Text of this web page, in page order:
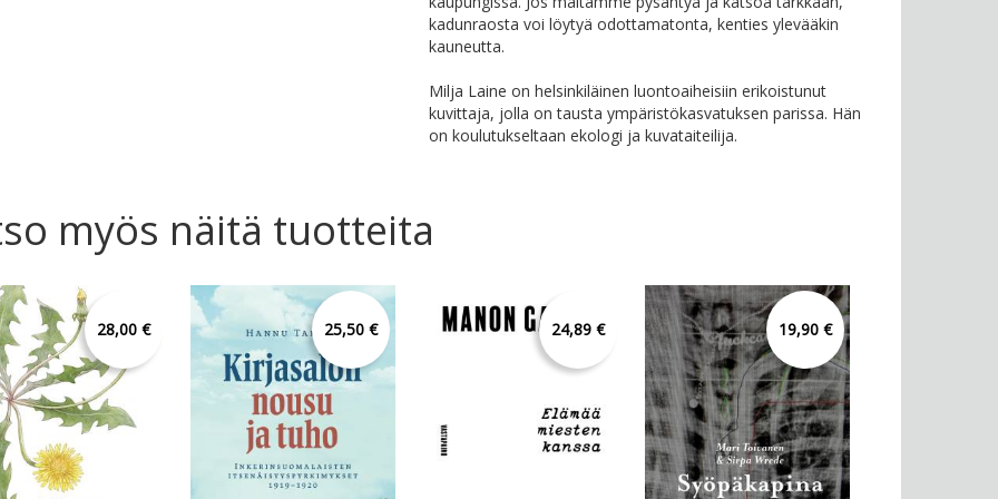
kadunraosta voi löytyä odottamatonta, kenties ylevääkin
kauneutta.
Milja Laine on helsinkiläinen luontoaiheisiin erikoistunut
kuvittaja, jolla on tausta ympäristökasvatuksen parissa. Hän
on koulutukseltaan ekologi ja kuvataiteilija.
myös näitä tuotteita
28,00 € 25,50 € 24,89 € 19,90 €